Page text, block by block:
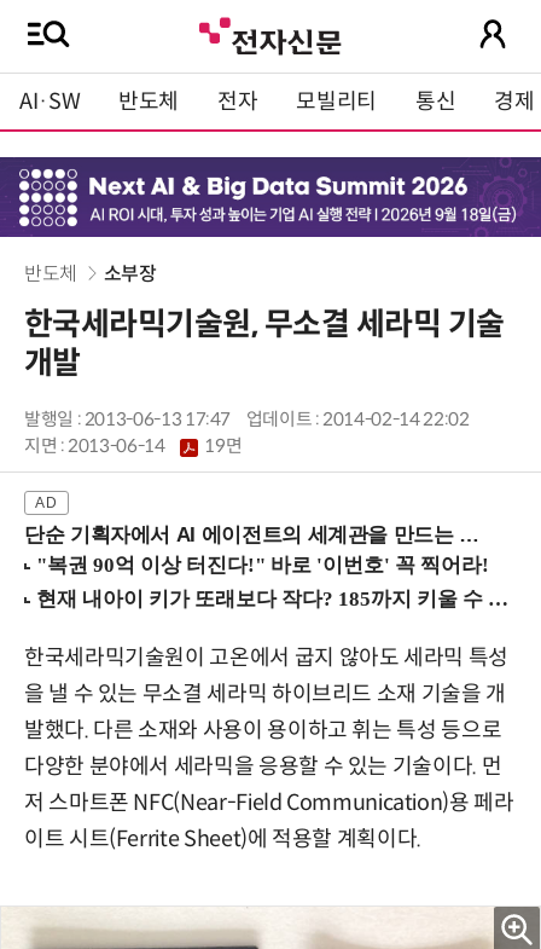
AI·SW 반도체 전자 모빌리티 통신 경제
반도체 소부장
한국세라믹기술원, 무소결 세라믹 기술
개발
발행일 : 2013-06-13 17:47
업데이트 : 2014-02-14 22:02
지면 :2013-06-14 19면
단순 기획자에서 AI 에이전트의 세계관을 만드는 지식 설계자로.. (8/20 강남역)
한국세라믹기술원이 고온에서 굽지 않아도 세라믹 특성
을 낼 수 있는 무소결 세라믹 하이브리드 소재 기술을 개
발했다. 다른 소재와 사용이 용이하고 휘는 특성 등으로
다양한 분야에서 세라믹을 응용할 수 있는 기술이다. 먼
저 스마트폰 NFC(Near-Field Communication)용 페라
이트 시트(Ferrite Sheet)에 적용할 계획이다.